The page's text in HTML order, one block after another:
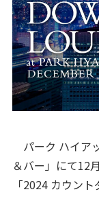
パーク ハイア
＆バー」にて12
「2024 カウン